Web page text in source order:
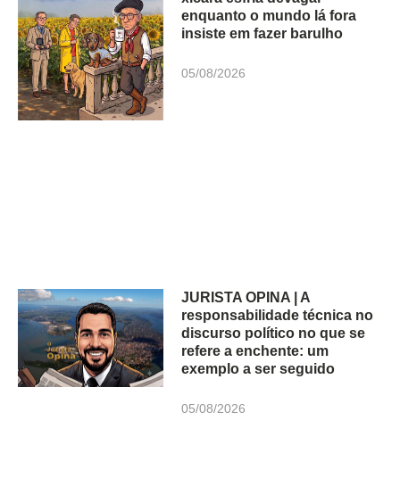
enquanto o mundo lá fora
insiste em fazer barulho
05/08/2026
JURISTA OPINA | A
responsabilidade técnica no
discurso político no que se
refere a enchente: um
exemplo a ser seguido
05/08/2026